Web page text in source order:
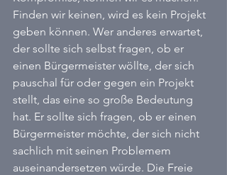
Finden wir keinen, wird es kein Projekt
geben können. Wer anderes erwartet,
der sollte sich selbst fragen, ob er
einen Bürgermeister wöllte, der sich
pauschal für oder gegen ein Projekt
stellt, das eine so große Bedeutung
hat. Er sollte sich fragen, ob er einen
Bürgermeister möchte, der sich nicht
sachlich mit seinen Problemem
auseinandersetzen würde. Die Freie